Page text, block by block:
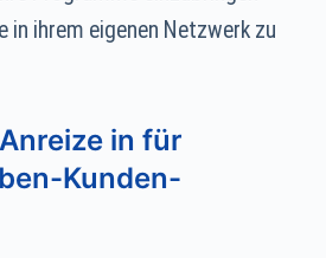
in ihrem eigenen Netzwerk zu
in für
Kunden-